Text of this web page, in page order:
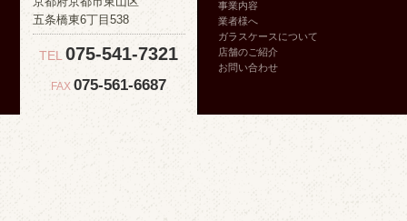
五条橋東6丁目538
TEL075-541-7321
FAX075-561-6687
事業内容
業者様へ
ガラスケースについて
店舗のご紹介
お問い合わせ